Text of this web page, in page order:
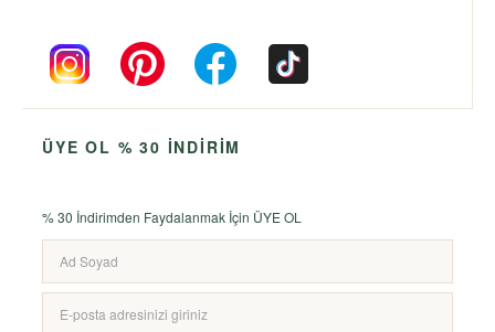
ÜYE OL % 30 İNDİRİM
% 30 İndirimden Faydalanmak İçin ÜYE OL